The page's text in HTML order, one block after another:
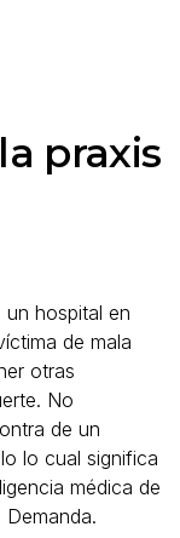
praxis
hospital en
de mala
otras
No
de un
lo cual significa
médica de